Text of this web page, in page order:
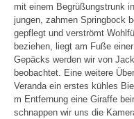
mit einem Begrüßungstrunk
jungen, zahmen Springbock
gepflegt und verströmt
beziehen, liegt am Fuße
Gepäcks werden wir von
beobachtet. Eine weitere
Veranda ein erstes kühles
m Entfernung eine Giraffe
schnappen wir uns die